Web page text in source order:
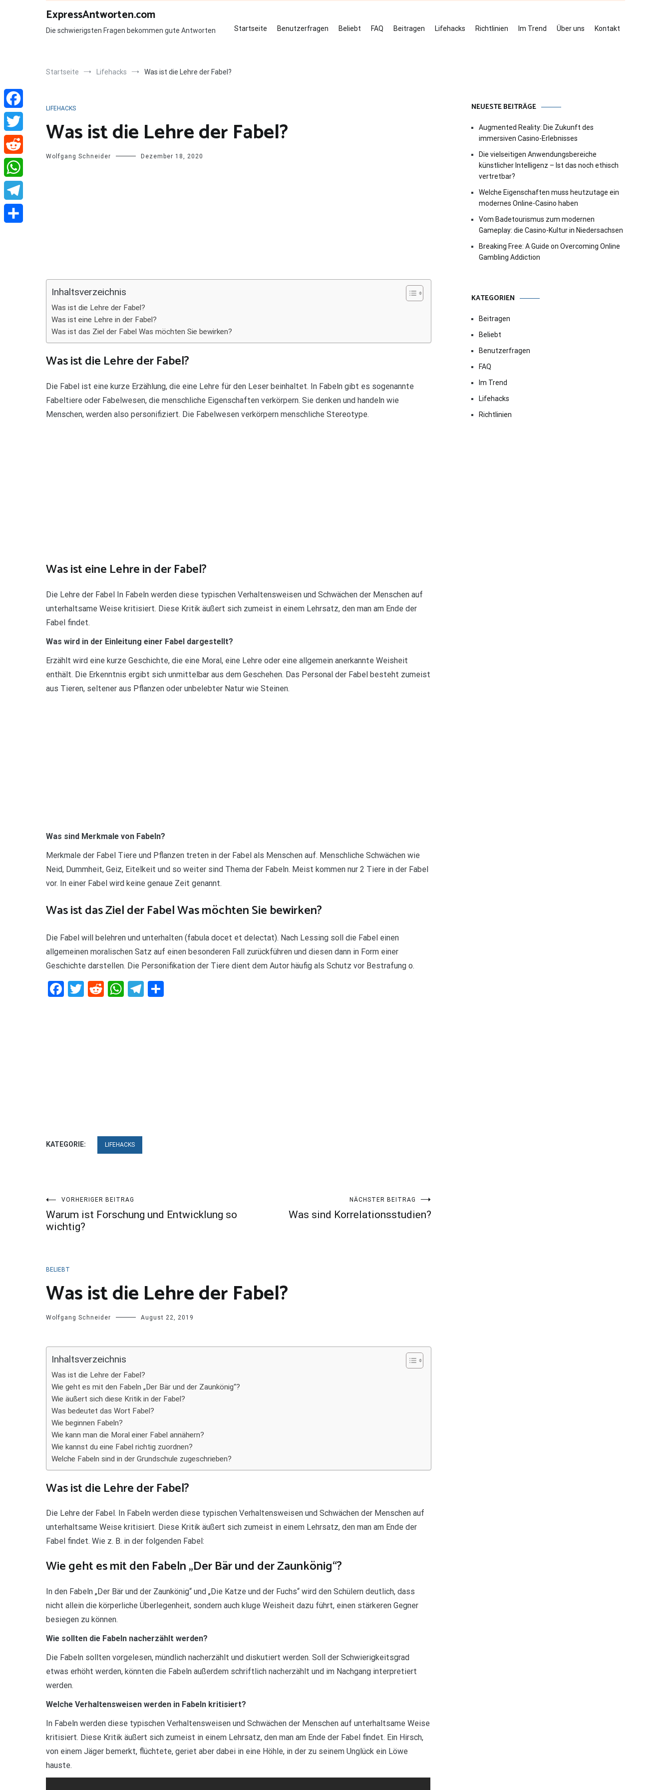
ExpressAntworten.com
Die schwierigsten Fragen bekommen gute Antworten Startseite Benutzerfragen Beliebt FAQ Beitragen Lifehacks Richtlinien Im Trend Über uns Kontakt
Startseite Lifehacks Was ist die Lehre der Fabel?
LIFEHACKS
Was ist die Lehre der Fabel?
Wolfgang Schneider Dezember 18, 2020
Inhaltsverzeichnis
Was ist die Lehre der Fabel?
Was ist eine Lehre in der Fabel?
Was ist das Ziel der Fabel Was möchten Sie bewirken?
Was ist die Lehre der Fabel?
Die Fabel ist eine kurze Erzählung, die eine Lehre für den Leser beinhaltet. In Fabeln gibt es sogenannte
Fabeltiere oder Fabelwesen, die menschliche Eigenschaften verkörpern. Sie denken und handeln wie
Menschen, werden also personifiziert. Die Fabelwesen verkörpern menschliche Stereotype.
Was ist eine Lehre in der Fabel?
Die Lehre der Fabel In Fabeln werden diese typischen Verhaltensweisen und Schwächen der Menschen auf
unterhaltsame Weise kritisiert. Diese Kritik äußert sich zumeist in einem Lehrsatz, den man am Ende der
Fabel findet.
Was wird in der Einleitung einer Fabel dargestellt?
Erzählt wird eine kurze Geschichte, die eine Moral, eine Lehre oder eine allgemein anerkannte Weisheit
enthält. Die Erkenntnis ergibt sich unmittelbar aus dem Geschehen. Das Personal der Fabel besteht zumeist
aus Tieren, seltener aus Pflanzen oder unbelebter Natur wie Steinen.
Was sind Merkmale von Fabeln?
Merkmale der Fabel Tiere und Pflanzen treten in der Fabel als Menschen auf. Menschliche Schwächen wie
Neid, Dummheit, Geiz, Eitelkeit und so weiter sind Thema der Fabeln. Meist kommen nur 2 Tiere in der Fabel
vor. In einer Fabel wird keine genaue Zeit genannt.
Was ist das Ziel der Fabel Was möchten Sie bewirken?
Die Fabel will belehren und unterhalten (fabula docet et delectat). Nach Lessing soll die Fabel einen
allgemeinen moralischen Satz auf einen besonderen Fall zurückführen und diesen dann in Form einer
Geschichte darstellen. Die Personifikation der Tiere dient dem Autor häufig als Schutz vor Bestrafung o.
Facebook
Twitter
RedditWhatsApp
Telegram
KATEGORIE: LIFEHACKS
Beitragsnavigation
VORHERIGER BEITRAG
Warum ist Forschung und Entwicklung so
wichtig?
NÄCHSTER BEITRAG
Was sind Korrelationsstudien?
BELIEBT
Was ist die Lehre der Fabel?
Wolfgang Schneider August 22, 2019
Inhaltsverzeichnis
Was ist die Lehre der Fabel?
Wie geht es mit den Fabeln „Der Bär und der Zaunkönig“?
Wie äußert sich diese Kritik in der Fabel?
Was bedeutet das Wort Fabel?
Wie beginnen Fabeln?
Wie kann man die Moral einer Fabel annähern?
Wie kannst du eine Fabel richtig zuordnen?
Welche Fabeln sind in der Grundschule zugeschrieben?
Was ist die Lehre der Fabel?
Die Lehre der Fabel. In Fabeln werden diese typischen Verhaltensweisen und Schwächen der Menschen auf
unterhaltsame Weise kritisiert. Diese Kritik äußert sich zumeist in einem Lehrsatz, den man am Ende der
Fabel findet. Wie z. B. in der folgenden Fabel:
Wie geht es mit den Fabeln „Der Bär und der Zaunkönig“?
In den Fabeln „Der Bär und der Zaunkönig“ und „Die Katze und der Fuchs“ wird den Schülern deutlich, dass
nicht allein die körperliche Überlegenheit, sondern auch kluge Weisheit dazu führt, einen stärkeren Gegner
besiegen zu können.
Wie sollten die Fabeln nacherzählt werden?
Die Fabeln sollten vorgelesen, mündlich nacherzählt und diskutiert werden. Soll der Schwierigkeitsgrad
etwas erhöht werden, könnten die Fabeln außerdem schriftlich nacherzählt und im Nachgang interpretiert
werden.
Welche Verhaltensweisen werden in Fabeln kritisiert?
In Fabeln werden diese typischen Verhaltensweisen und Schwächen der Menschen auf unterhaltsame Weise
kritisiert. Diese Kritik äußert sich zumeist in einem Lehrsatz, den man am Ende der Fabel findet. Ein Hirsch,
von einem Jäger bemerkt, flüchtete, geriet aber dabei in eine Höhle, in der zu seinem Unglück ein Löwe
hauste.
NEUESTE BEITRÄGE
Augmented Reality: Die Zukunft des
immersiven Casino-Erlebnisses
Die vielseitigen Anwendungsbereiche
künstlicher Intelligenz – Ist das noch ethisch
vertretbar?
Welche Eigenschaften muss heutzutage ein
modernes Online-Casino haben
Vom Badetourismus zum modernen
Gameplay: die Casino-Kultur in Niedersachsen
Breaking Free: A Guide on Overcoming Online
Gambling Addiction
KATEGORIEN
Beitragen
Beliebt
Benutzerfragen
FAQ
Im Trend
Lifehacks
Richtlinien
Facebook
Twitter
Reddit
WhatsApp
Telegram